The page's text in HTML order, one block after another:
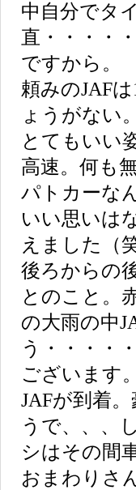
中自分でタ
直・・・・
ですから。
頼みのJAF
ょうがない
とてもいい
高速。何も
パトカーな
いい思いは
えました（
後ろからの
とのこと。
の大雨の中
う・・・・
ございます。
JAFが到着
うで、、、
シはその間
おまわりさ